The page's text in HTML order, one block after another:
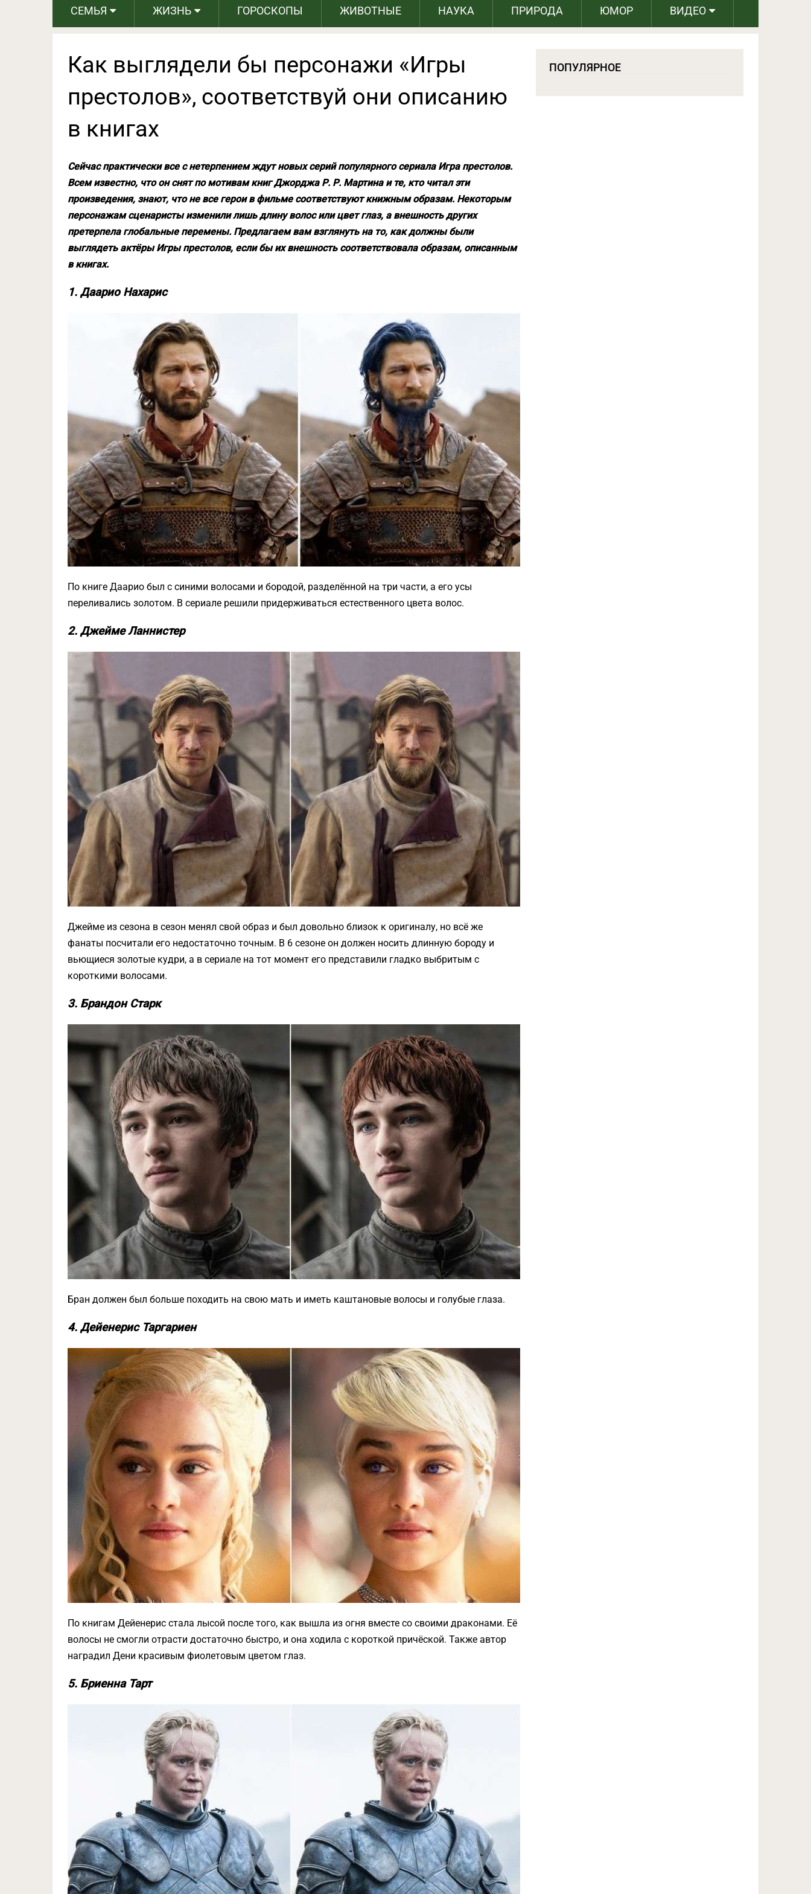
СЕМЬЯ ЖИЗНЬ ГОРОСКОПЫ ЖИВОТНЫЕ НАУКА ПРИРОДА ЮМОР ВИДЕО
Как выглядели бы персонажи «Игры
престолов», соответствуй они описанию
в книгах
Сейчас практически все с нетерпением ждут новых серий популярного сериала Игра престолов.
Всем известно, что он снят по мотивам книг Джорджа Р. Р. Мартина и те, кто читал эти
произведения, знают, что не все герои в фильме соответствуют книжным образам. Некоторым
персонажам сценаристы изменили лишь длину волос или цвет глаз, а внешность других
претерпела глобальные перемены. Предлагаем вам взглянуть на то, как должны были
выглядеть актёры Игры престолов, если бы их внешность соответствовала образам, описанным
в книгах.
1. Даарио Нахарис
По книге Даарио был с синими волосами и бородой, разделённой на три части, а его усы
переливались золотом. В сериале решили придерживаться естественного цвета волос.
2. Джейме Ланнистер
Джейме из сезона в сезон менял свой образ и был довольно близок к оригиналу, но всё же
фанаты посчитали его недостаточно точным. В 6 сезоне он должен носить длинную бороду и
вьющиеся золотые кудри, а в сериале на тот момент его представили гладко выбритым с
короткими волосами.
3. Брандон Старк
Бран должен был больше походить на свою мать и иметь каштановые волосы и голубые глаза.
4. Дейенерис Таргариен
По книгам Дейенерис стала лысой после того, как вышла из огня вместе со своими драконами. Её
волосы не смогли отрасти достаточно быстро, и она ходила с короткой причёской. Также автор
наградил Дени красивым фиолетовым цветом глаз.
5. Бриенна Тарт
ПОПУЛЯРНОЕ